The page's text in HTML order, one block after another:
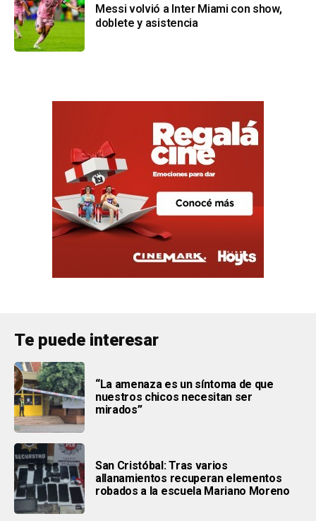
Messi volvió a Inter Miami con show,
doblete y asistencia
Te puede interesar
“La amenaza es un síntoma de que
nuestros chicos necesitan ser
mirados”
San Cristóbal: Tras varios
allanamientos recuperan elementos
robados a la escuela Mariano Moreno